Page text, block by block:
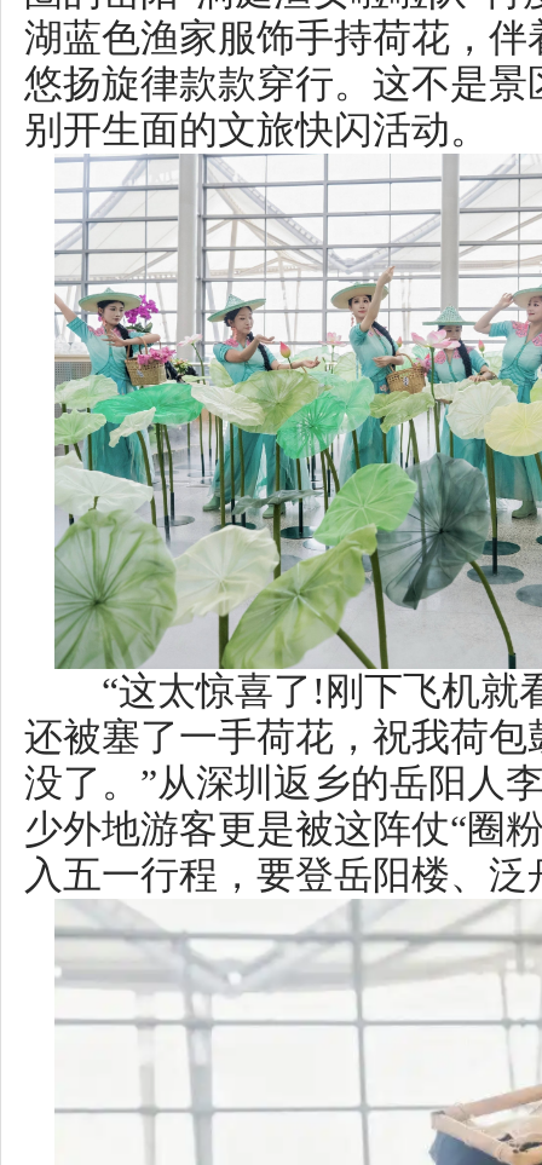
“这太惊喜了!刚下飞机就看到
还被塞了一手荷花，祝我荷包鼓
没了。”从深圳返乡的岳阳人李
少外地游客更是被这阵仗“圈粉”
入五一行程，要登岳阳楼、泛舟